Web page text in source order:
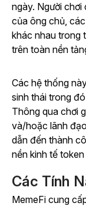
ngày. Người
của ông chủ,
khác nhau trong
trên toàn nền
Các hệ thống
sinh thái trong
Thông qua chơi
và/hoặc lãnh
dẫn đến thành
nền kinh tế
Các Tính
MemeFi cung